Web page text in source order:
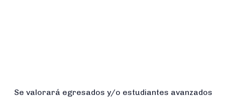
Se valorará egresados y/o estudiantes avanzados